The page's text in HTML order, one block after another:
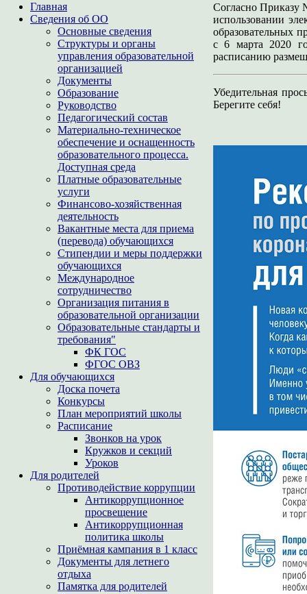
Главная
Сведения об ОО
Основные сведения
Структуры и органы
управления образовательной
организацией
Документы
Образование
Руководство
Педагогический состав
Материально-техническое
обеспечение и оснащенность
образовательного процесса.
Доступная среда
Платные образовательные
услуги
Финансово-хозяйственная
деятельность
Вакантные места для приема
(перевода) обучающихся
Стипендии и меры поддержки
обучающихся
Международное
сотрудничество
Организация питания в
образовательной организации
Образовательные стандарты и
требования"
ФК ГОС
ФГОС ОВЗ
Для обучающихся
Доска почета
Конкурсы
План мероприятий школы
Расписание
Звонков на урок
Кружков и секций
Уроков
Для родителей
Противодействие коррупции
Антикоррупционное
просвещение
Антикоррупционная
политика школы
Приёмная кампания в 1 класс
Документы для летнего
отдыха
Памятка для родителей
Согласно Приказу
использовании
с 6 марта 2020
расписанию
Убедительная
Берегите себя!